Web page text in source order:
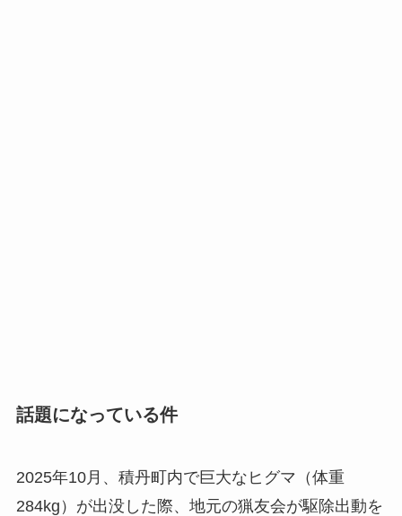
話題になっている件
2025年10月、積丹町内で巨大なヒグマ（体重
284kg）が出没した際、地元の猟友会が駆除出動を